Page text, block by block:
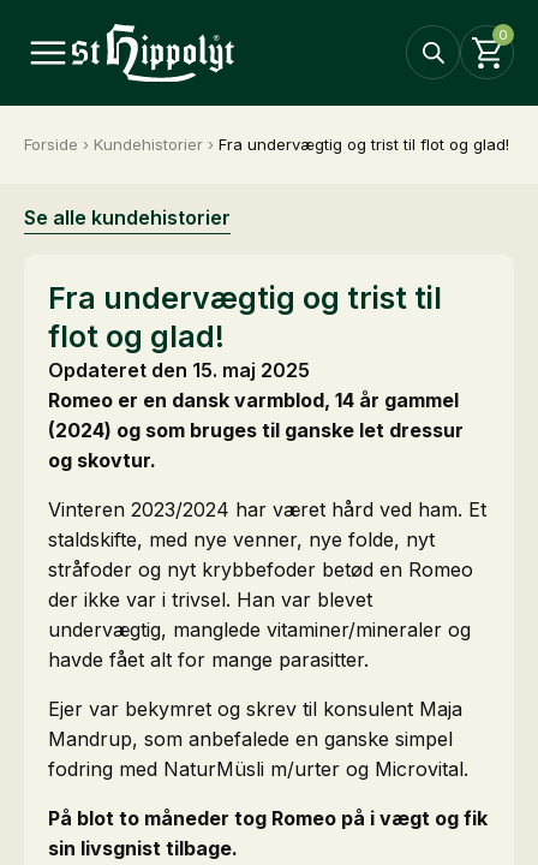
0
Forside › Kundehistorier › Fra undervægtig og trist til flot og glad!
Se alle kundehistorier
Fra undervægtig og trist til
flot og glad!
Opdateret den 15. maj 2025
Romeo er en dansk varmblod, 14 år gammel
(2024) og som bruges til ganske let dressur
og skovtur.
Vinteren 2023/2024 har været hård ved ham. Et
staldskifte, med nye venner, nye folde, nyt
stråfoder og nyt krybbefoder betød en Romeo
der ikke var i trivsel. Han var blevet
undervægtig, manglede vitaminer/mineraler og
havde fået alt for mange parasitter.
Ejer var bekymret og skrev til konsulent Maja
Mandrup, som anbefalede en ganske simpel
fodring med NaturMüsli m/urter og Microvital.
På blot to måneder tog Romeo på i vægt og fik
sin livsgnist tilbage.